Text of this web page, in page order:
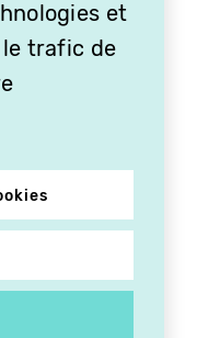
et
le trafic de